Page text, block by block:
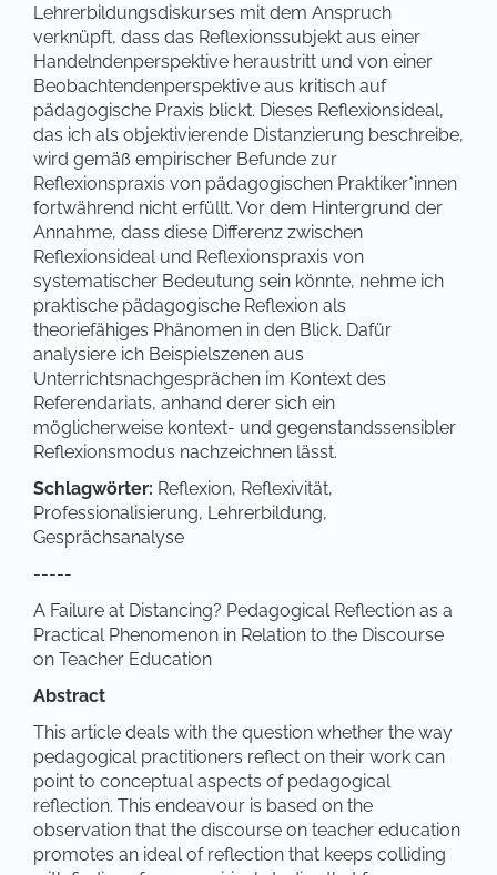
Lehrerbildungsdiskurses mit dem Anspruch
verknüpft, dass das Reflexionssubjekt aus einer
Handelndenperspektive heraustritt und von einer
Beobachtendenperspektive aus kritisch auf
pädagogische Praxis blickt. Dieses Reflexionsideal,
das ich als objektivierende Distanzierung beschreibe,
wird gemäß empirischer Befunde zur
Reflexionspraxis von pädagogischen Praktiker*innen
fortwährend nicht erfüllt. Vor dem Hintergrund der
Annahme, dass diese Differenz zwischen
Reflexionsideal und Reflexionspraxis von
systematischer Bedeutung sein könnte, nehme ich
praktische pädagogische Reflexion als
theoriefähiges Phänomen in den Blick. Dafür
analysiere ich Beispielszenen aus
Unterrichtsnachgesprächen im Kontext des
Referendariats, anhand derer sich ein
möglicherweise kontext- und gegenstandssensibler
Reflexionsmodus nachzeichnen lässt.
Schlagwörter: Reflexion, Reflexivität,
Professionalisierung, Lehrerbildung,
Gesprächsanalyse
-----
A Failure at Distancing? Pedagogical Reflection as a
Practical Phenomenon in Relation to the Discourse
on Teacher Education
Abstract
This article deals with the question whether the way
pedagogical practitioners reflect on their work can
point to conceptual aspects of pedagogical
reflection. This endeavour is based on the
observation that the discourse on teacher education
promotes an ideal of reflection that keeps colliding